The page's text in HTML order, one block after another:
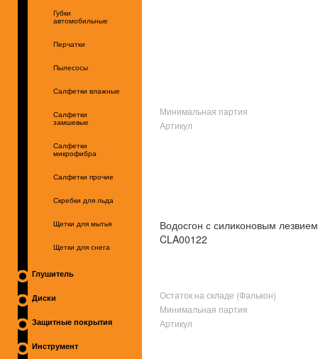
Губки
автомобильные
Перчатки
Пылесосы
Салфетки влажные
Салфетки
замшевые
Салфетки
микрофибра
Салфетки прочие
Скребки для льда
Щетки для мытья
Щетки для снега
Глушитель
Диски
Защитные покрытия
Инструмент
Минимальная партия
Артикул
Водосгон с силиконовым
CLA00122
Остаток на складе (Фалькон)
Минимальная партия
Артикул